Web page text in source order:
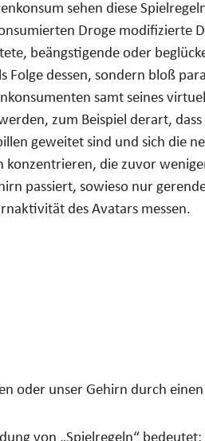
sehen diese
Droge modifizierte
beängstigende oder
Folge dessen, sondern bloß
samt seines
zum Beispiel derart,
geweitet sind und sich die
konzentrieren, die zuvor
passiert, sowieso nur
des Avatars messen.
oder unser Gehirn durch